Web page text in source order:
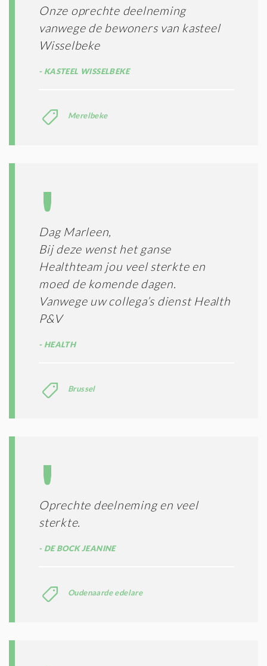
Onze oprechte deelneming
vanwege de bewoners van kasteel
Wisselbeke
KASTEEL WISSELBEKE
Merelbeke
Dag Marleen,
Bij deze wenst het ganse
Healthteam jou veel sterkte en
moed de komende dagen.
Vanwege uw collega’s dienst Health
P&V
HEALTH
Brussel
Oprechte deelneming en veel
sterkte.
DE BOCK JEANINE
Oudenaarde edelare